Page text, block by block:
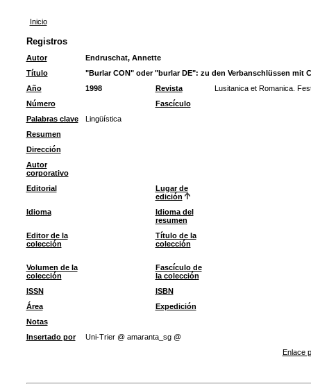
Inicio
Registros
Autor
Endruschat, Annette
Título
"Burlar CON" oder "burlar DE": zu den Verbanschlüssen mit
Año
1998 Revista
Lusitanica et Romanica.
Número
Fascículo
Palabras clave
Lingüística
Resumen
Dirección
Autor
corporativo
Editorial
Lugar de
edición
Idioma
Idioma del
resumen
Editor de la
colección
Título de la
colección
Volumen de la
colección
Fascículo de
la colección
ISSN
ISBN
Área
Expedición
Notas
Insertado por
Uni-Trier @ amaranta_sg @
Enlace